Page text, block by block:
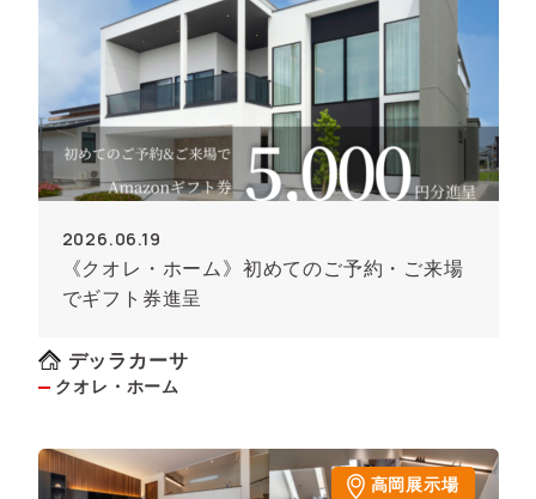
2026.06.19
《クオレ・ホーム》初めてのご予約・ご来場
でギフト券進呈
デッラカーサ
クオレ・ホーム
高岡展示場